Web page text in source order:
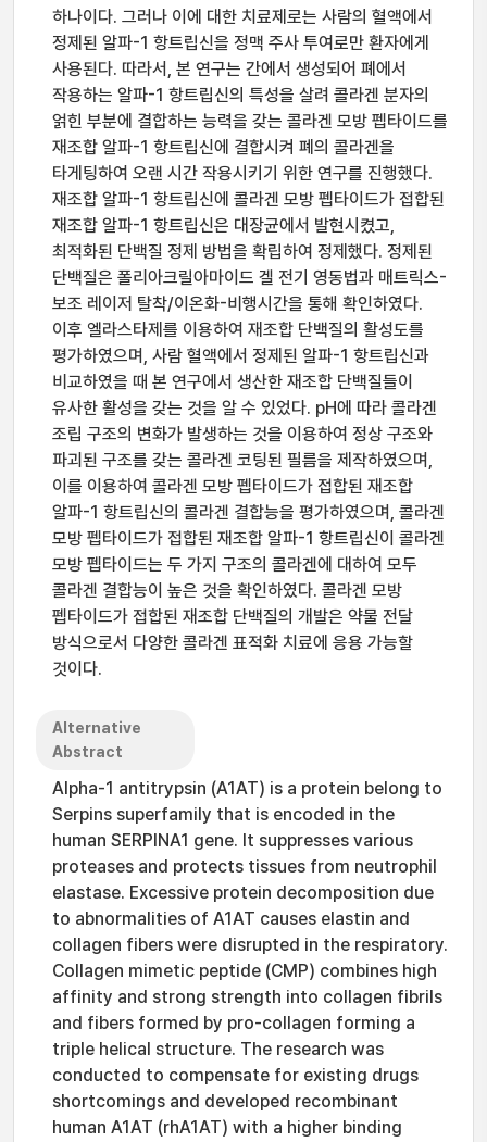
하나이다. 그러나 이에 대한 치료제로는 사람의 혈액에서
정제된 알파-1 항트립신을 정맥 주사 투여로만 환자에게
사용된다. 따라서, 본 연구는 간에서 생성되어 폐에서
작용하는 알파-1 항트립신의 특성을 살려 콜라겐 분자의
얽힌 부분에 결합하는 능력을 갖는 콜라겐 모방 펩타이드를
재조합 알파-1 항트립신에 결합시켜 폐의 콜라겐을
타게팅하여 오랜 시간 작용시키기 위한 연구를 진행했다.
재조합 알파-1 항트립신에 콜라겐 모방 펩타이드가 접합된
재조합 알파-1 항트립신은 대장균에서 발현시켰고,
최적화된 단백질 정제 방법을 확립하여 정제했다. 정제된
단백질은 폴리아크릴아마이드 겔 전기 영동법과 매트릭스-
보조 레이저 탈착/이온화-비행시간을 통해 확인하였다.
이후 엘라스타제를 이용하여 재조합 단백질의 활성도를
평가하였으며, 사람 혈액에서 정제된 알파-1 항트립신과
비교하였을 때 본 연구에서 생산한 재조합 단백질들이
유사한 활성을 갖는 것을 알 수 있었다. pH에 따라 콜라겐
조립 구조의 변화가 발생하는 것을 이용하여 정상 구조와
파괴된 구조를 갖는 콜라겐 코팅된 필름을 제작하였으며,
이를 이용하여 콜라겐 모방 펩타이드가 접합된 재조합
알파-1 항트립신의 콜라겐 결합능을 평가하였으며, 콜라겐
모방 펩타이드가 접합된 재조합 알파-1 항트립신이 콜라겐
모방 펩타이드는 두 가지 구조의 콜라겐에 대하여 모두
콜라겐 결합능이 높은 것을 확인하였다. 콜라겐 모방
펩타이드가 접합된 재조합 단백질의 개발은 약물 전달
방식으로서 다양한 콜라겐 표적화 치료에 응용 가능할
것이다.
Alternative
Abstract
Alpha-1 antitrypsin (A1AT) is a protein belong to
Serpins superfamily that is encoded in the
human SERPINA1 gene. It suppresses various
proteases and protects tissues from neutrophil
elastase. Excessive protein decomposition due
to abnormalities of A1AT causes elastin and
collagen fibers were disrupted in the respiratory.
Collagen mimetic peptide (CMP) combines high
affinity and strong strength into collagen fibrils
and fibers formed by pro-collagen forming a
triple helical structure. The research was
conducted to compensate for existing drugs
shortcomings and developed recombinant
human A1AT (rhA1AT) with a higher binding